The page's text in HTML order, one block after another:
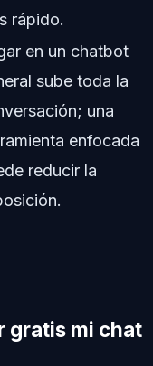
rápido.
en un chatbot
sube toda la
una
enfocada
reducir la
gratis mi chat